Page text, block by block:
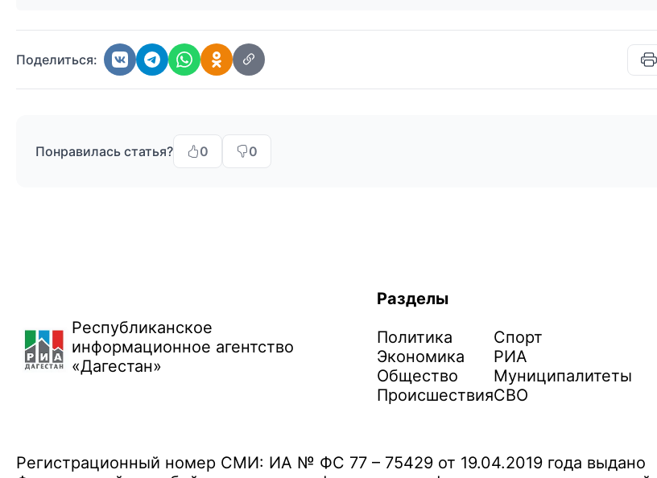
Поделиться:
Понравилась статья? 0 0
Республиканское
информационное агентство
«Дагестан»
Разделы
Политика
Экономика
Общество
Происшествия
Спорт
РИА
Муниципалитеты
СВО
Регистрационный номер СМИ: ИА № ФС 77 – 75429 от 19.04.2019 года выдано